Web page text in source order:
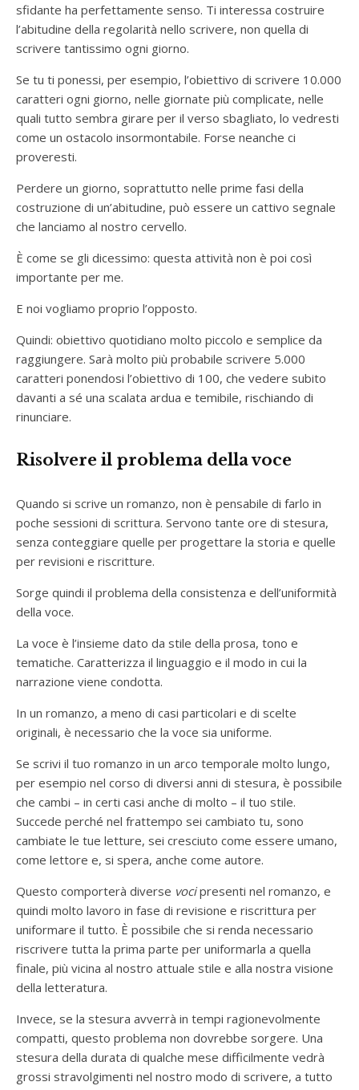
sfidante ha perfettamente senso. Ti interessa costruire
l’abitudine della regolarità nello scrivere, non quella di
scrivere tantissimo ogni giorno.
Se tu ti ponessi, per esempio, l’obiettivo di scrivere 10.000
caratteri ogni giorno, nelle giornate più complicate, nelle
quali tutto sembra girare per il verso sbagliato, lo vedresti
come un ostacolo insormontabile. Forse neanche ci
proveresti.
Perdere un giorno, soprattutto nelle prime fasi della
costruzione di un’abitudine, può essere un cattivo segnale
che lanciamo al nostro cervello.
È come se gli dicessimo: questa attività non è poi così
importante per me.
E noi vogliamo proprio l’opposto.
Quindi: obiettivo quotidiano molto piccolo e semplice da
raggiungere. Sarà molto più probabile scrivere 5.000
caratteri ponendosi l’obiettivo di 100, che vedere subito
davanti a sé una scalata ardua e temibile, rischiando di
rinunciare.
Risolvere il problema della voce
Quando si scrive un romanzo, non è pensabile di farlo in
poche sessioni di scrittura. Servono tante ore di stesura,
senza conteggiare quelle per progettare la storia e quelle
per revisioni e riscritture.
Sorge quindi il problema della consistenza e dell’uniformità
della voce.
La voce è l’insieme dato da stile della prosa, tono e
tematiche. Caratterizza il linguaggio e il modo in cui la
narrazione viene condotta.
In un romanzo, a meno di casi particolari e di scelte
originali, è necessario che la voce sia uniforme.
Se scrivi il tuo romanzo in un arco temporale molto lungo,
per esempio nel corso di diversi anni di stesura, è possibile
che cambi – in certi casi anche di molto – il tuo stile.
Succede perché nel frattempo sei cambiato tu, sono
cambiate le tue letture, sei cresciuto come essere umano,
come lettore e, si spera, anche come autore.
Questo comporterà diverse vocipresenti nel romanzo, e
quindi molto lavoro in fase di revisione e riscrittura per
uniformare il tutto. È possibile che si renda necessario
riscrivere tutta la prima parte per uniformarla a quella
finale, più vicina al nostro attuale stile e alla nostra visione
della letteratura.
Invece, se la stesura avverrà in tempi ragionevolmente
compatti, questo problema non dovrebbe sorgere. Una
stesura della durata di qualche mese difficilmente vedrà
grossi stravolgimenti nel nostro modo di scrivere, a tutto